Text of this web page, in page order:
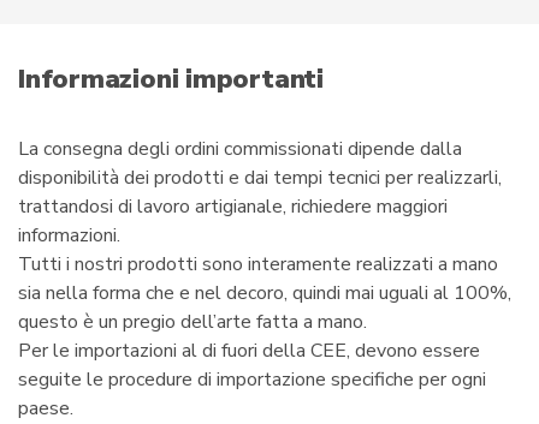
i
lInformazioni importanti
La consegna degli ordini commissionati dipende dalla
disponibilità dei prodotti e dai tempi tecnici per realizzarli,
trattandosi di lavoro artigianale, richiedere maggiori
informazioni.
Tutti i nostri prodotti sono interamente realizzati a mano
sia nella forma che e nel decoro, quindi mai uguali al 100%,
questo è un pregio dell’arte fatta a mano.
Per le importazioni al di fuori della CEE, devono essere
seguite le procedure di importazione specifiche per ogni
paese.